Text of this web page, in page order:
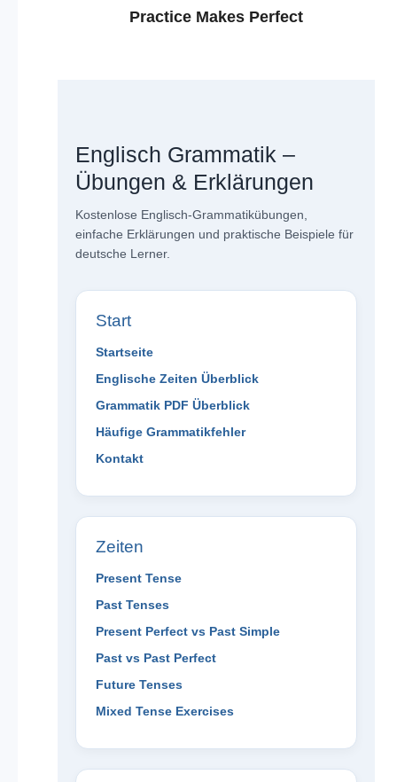
Practice Makes Perfect
Englisch Grammatik –
Übungen & Erklärungen
Kostenlose Englisch-Grammatikübungen,
einfache Erklärungen und praktische Beispiele für
deutsche Lerner.
Start
Startseite
Englische Zeiten Überblick
Grammatik PDF Überblick
Häufige Grammatikfehler
Kontakt
Zeiten
Present Tense
Past Tenses
Present Perfect vs Past Simple
Past vs Past Perfect
Future Tenses
Mixed Tense Exercises